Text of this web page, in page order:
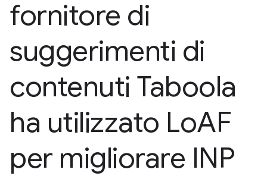
fornitore di
suggerimenti di
contenuti Taboola
ha utilizzato LoAF
per migliorare INP